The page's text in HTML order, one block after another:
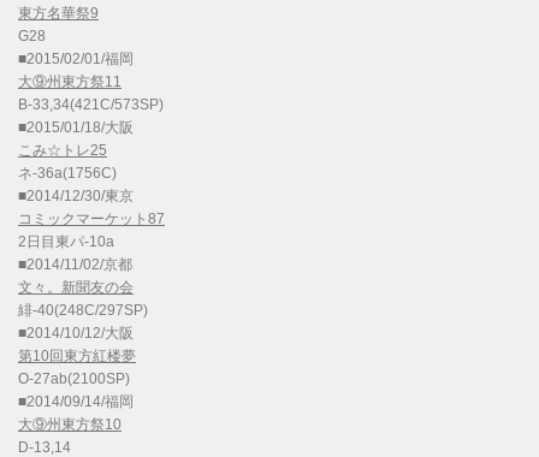
東方名華祭9
G28
■2015/02/01/福岡
大⑨州東方祭11
B-33,34(421C/573SP)
■2015/01/18/大阪
こみ☆トレ25
ネ-36a(1756C)
■2014/12/30/東京
コミックマーケット87
2日目東パ-10a
■2014/11/02/京都
文々。新聞友の会
緋-40(248C/297SP)
■2014/10/12/大阪
第10回東方紅楼夢
O-27ab(2100SP)
■2014/09/14/福岡
大⑨州東方祭10
D-13,14